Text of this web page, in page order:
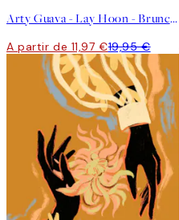
Arty Guava - Lay Hoon - Brunch Poster
A partir de 11,97 €19,95 €